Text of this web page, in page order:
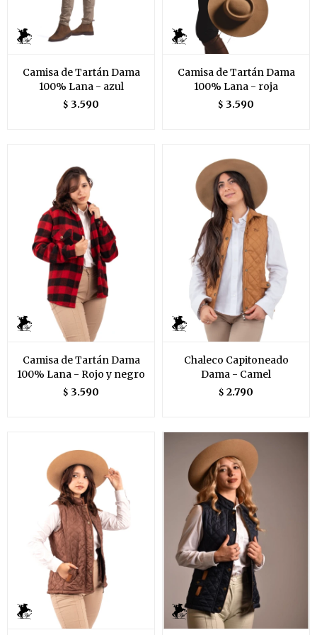
Camisa de Tartán Dama
100% Lana - azul
$ 3.590
Camisa de Tartán Dama
100% Lana - roja
$ 3.590
Camisa de Tartán Dama
100% Lana - Rojo y negro
$ 3.590
Chaleco Capitoneado
Dama - Camel
$ 2.790